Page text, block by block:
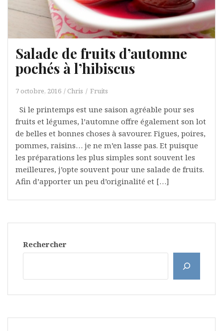
Salade de fruits d’automne
pochés à l’hibiscus
7 octobre, 2016 Chris Fruits
Si le printemps est une saison agréable pour ses
fruits et légumes, l’automne offre également son lot
de belles et bonnes choses à savourer. Figues, poires,
pommes, raisins… je ne m’en lasse pas. Et puisque
les préparations les plus simples sont souvent les
meilleures, j’opte souvent pour une salade de fruits.
Afin d’apporter un peu d’originalité et […]
Rechercher